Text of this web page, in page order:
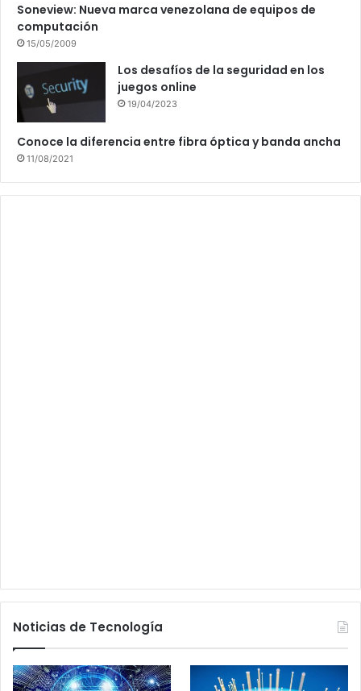
Soneview: Nueva marca venezolana de equipos de
computación
15/05/2009
Los desafíos de la seguridad en los
juegos online
19/04/2023
Conoce la diferencia entre fibra óptica y banda ancha
11/08/2021
Noticias de Tecnología